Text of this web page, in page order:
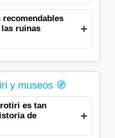
ruinas
y museos 🧭
es tan
de